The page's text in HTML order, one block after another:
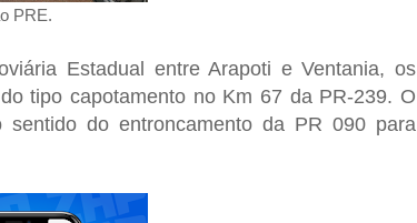
PRE.
Estadual entre Arapoti e Ventania, os
tipo capotamento no Km 67 da PR-239. O
do entroncamento da PR 090 para